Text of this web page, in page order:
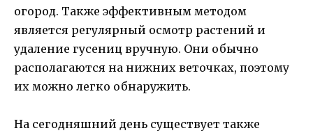
огород. Также эффективным методом
является регулярный осмотр растений и
удаление гусениц вручную. Они обычно
располагаются на нижних веточках, поэтому
их можно легко обнаружить.
На сегодняшний день существует также